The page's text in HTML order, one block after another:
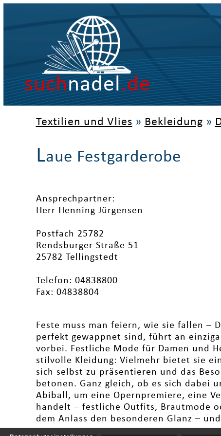
suchnadel.de
Textilien und Vlies » Bekleidung »
Laue Festgarderobe
Ansprechpartner:
Herr Henning Jürgensen
Postfach 25782
Rendsburger Straße 51
25782 Tellingstedt
Telefon: 04838800
Fax: 04838804
Feste muss man feiern, wie sie fallen –
perfekt gewappnet sind, führt an
vorbei. Festliche Mode für Damen und
stilvolle Kleidung: Vielmehr bietet sie
sich selbst zu präsentieren und das
betonen. Ganz gleich, ob es sich dabei
Abiball, um eine Opernpremiere, eine
handelt – festliche Outfits, Brautmode
dem Anlass den besonderen Glanz –